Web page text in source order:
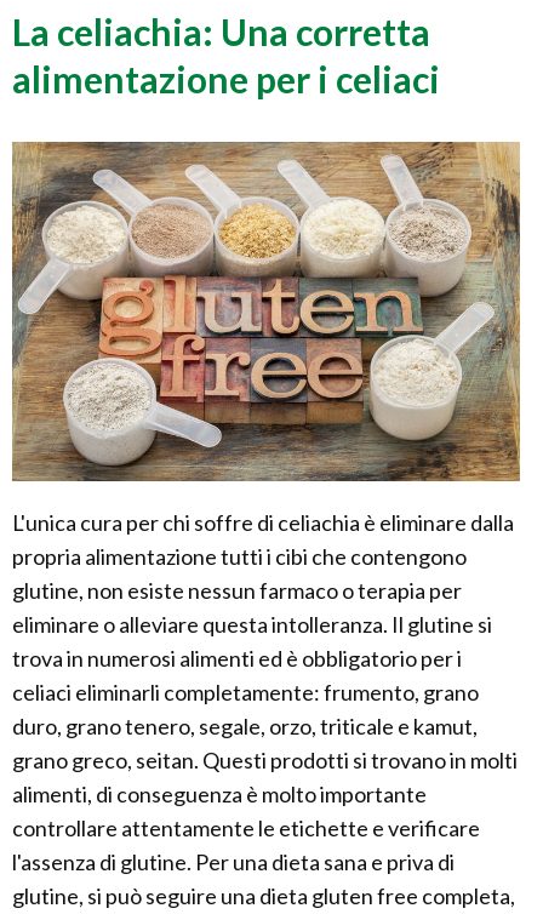
La celiachia: Una corretta
alimentazione per i celiaci
L'unica cura per chi soffre di celiachia è eliminare dalla
propria alimentazione tutti i cibi che contengono
glutine, non esiste nessun farmaco o terapia per
eliminare o alleviare questa intolleranza. Il glutine si
trova in numerosi alimenti ed è obbligatorio per i
celiaci eliminarli completamente: frumento, grano
duro, grano tenero, segale, orzo, triticale e kamut,
grano greco, seitan. Questi prodotti si trovano in molti
alimenti, di conseguenza è molto importante
controllare attentamente le etichette e verificare
l'assenza di glutine. Per una dieta sana e priva di
glutine, si può seguire una dieta gluten free completa,